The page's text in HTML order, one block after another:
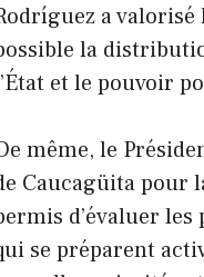
a
la
et le pouvoir
même, le
Caucagüita pour
d’évaluer
se préparent